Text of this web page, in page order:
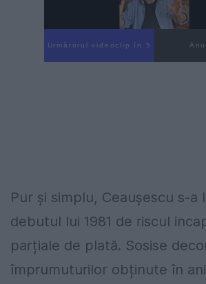
Următorul videoclip în 4
Pur și simplu, Ceaușescu s-a
debutul lui 1981 de riscul
parțiale de plată. Sosise
împrumuturilor obținute în